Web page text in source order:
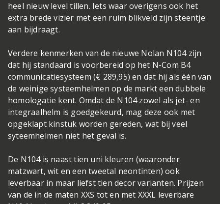
heel nieuw level tillen. Iets waar overigens ook het
extra brede vizier met een ruim blikveld zijn steentje
aan bijdraagt.
Verdere kenmerken van de nieuwe Nolan N104 zijn
dat hij standaard is voorbereid op het N-Com B4
communicatiesysteem (€ 289,95) en dat hij als één van
de weinige systeemhelmen op de markt een dubbele
homologatie kent. Omdat de N104 zowel als jet- en
integraalhelm is goedgekeurd, mag deze ook met
opgeklapt kinstuk worden gereden, wat bij veel
syteemhelmen niet het geval is.
De N104 is naast tien uni kleuren (waaronder
matzwart, wit en een tweetal neontinten) ook
leverbaar in maar liefst tien decor varianten. Prijzen
van de in de maten XXS tot en met XXXL leverbare